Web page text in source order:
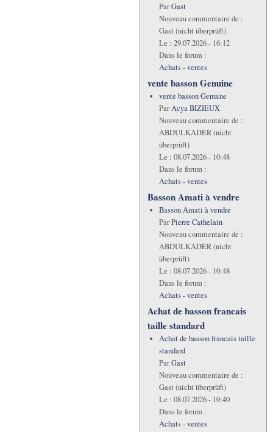
ParGast
Nouveau commentaire de :
Gast (nicht überprüft)
Le : 29.07.2026 - 16:12
Dans le forum :
Achats - ventes
vente basson Genuine
vente basson Genuine
ParAcya BIZIEUX
Nouveau commentaire de :
ABDULKADER (nicht
überprüft)
Le : 08.07.2026 - 10:48
Dans le forum :
Achats - ventes
Basson Amati à vendre
Basson Amati à vendre
ParPierre Cathelain
Nouveau commentaire de :
ABDULKADER (nicht
überprüft)
Le : 08.07.2026 - 10:48
Dans le forum :
Achats - ventes
Achat de basson francais
taille standard
Achat de basson francais taille
standard
ParGast
Nouveau commentaire de :
Gast (nicht überprüft)
Le : 08.07.2026 - 10:40
Dans le forum :
Achats - ventes